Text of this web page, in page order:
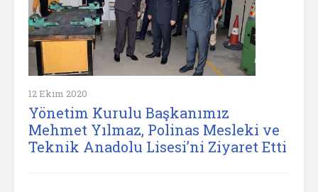
12 Ekim 2020
Yönetim Kurulu Başkanımız
Mehmet Yılmaz, Polinas Mesleki ve
Teknik Anadolu Lisesi’ni Ziyaret Etti